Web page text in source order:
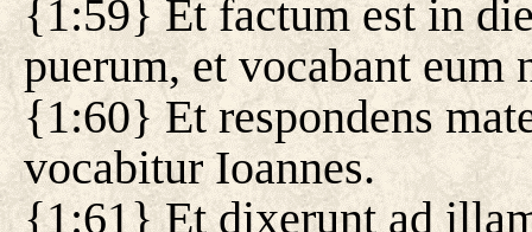
{1:59} Et factum est in
puerum, et vocabant eum
{1:60} Et respondens
vocabitur Ioannes.
{1:61} Et dixerunt ad